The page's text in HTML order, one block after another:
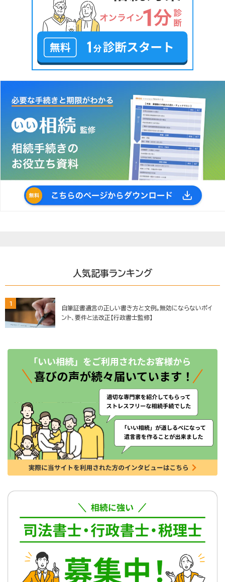
人気記事ランキング
1
自筆証書遺言の正しい書き方と文例。無効にならないポイ
ント、要件と法改正【行政書士監修】